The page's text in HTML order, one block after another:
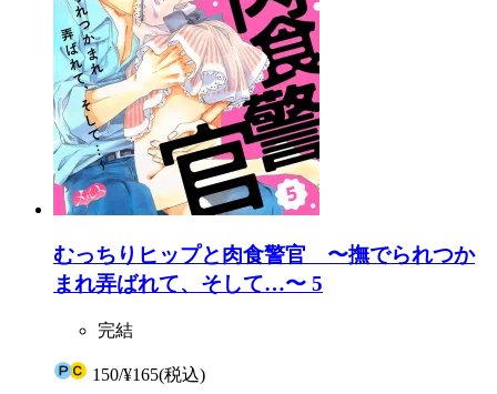
むっちりヒップと肉食警官 〜撫でられつか
まれ弄ばれて、そして…〜 5
完結
150/¥165(税込)